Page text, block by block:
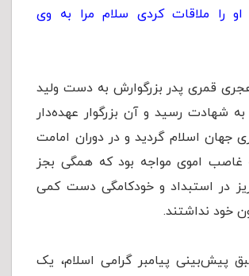
را ملاقات کردی سلام مرا به وی
سال ۹۵ هجری قمرى پدر بزرگوارش به دست وليد
شهادت رسید و آن بزرگوار عهده‌دار
جهان اسلام گردید و در دوران امامت
غاصب اموی مواجه بود که همگی بجز
در استبداد و خودکامگی دست کمی
خود نداشتند.
پیش‌بینی پیامبر گرامی اسلام، یک